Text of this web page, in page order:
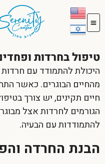
טיפול בחרדות
היכולת להתמודד עם
מהחיים הבוגרים. כאשר
חיים תקינים, יש צורך
הגורמים לחרדות אצל
להתמודדות עם הבעיה.
הבנת החרדה